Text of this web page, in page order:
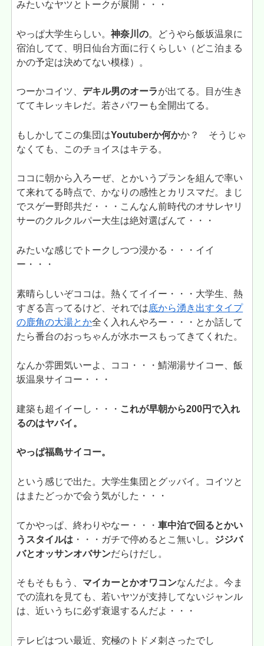
みたいなヤツとトークが展開・・・
やっぱ大学生らしい。神奈川の。どうやら飯坂温泉に
宿泊してて、明日仙台方面に行くらしい（どこ泊まる
かの予定は決めてない模様）。
つーかコイツ、 デキル男のオーラが出てる。目が生き
ててキレッキレだ。若さパワーも全開出てる。
もしかしてこの集団はYoutuberか何かか？ そうじゃ
なくても、このチョイスはキテる。
ココに朝から入ろーぜ、とかいうプランを組んで率い
て来れてる時点で、かなりの感性とカリスマだ。まじ
でスゲー野郎共だ・・・こんなん前時代のオサレヤリ
サーのクルクルパー大生は絶対選ばんて・・・
みたいな感じでトークしつつ浸かる・・・イイ
ー・・・
素晴らしいぞココは。熱くてイイー・・・大学生、熱
すぎる言ってるけど、それでは底から湧き出すタイプ
の鹿角の大湯とか全く入れんやろー・・・とか話して
たら番台のおっちゃんが水ホースもってきてくれた。
なんか雰囲気いーよ、ココ・・・鯖湖湯サイコー、飯
坂温泉サイコー・・・
建築も超イイーし・・・ これが早朝から200円で入れ
るのはヤバイ。
やっぱ福島サイコー。
という感じで出た。大学生集団とグッバイ。コイツと
はまたどっかで会う気がした・・・
てかやっぱ、終わりやなー・・・車中泊で回るとかい
うスタイルは ・・・ガチで停めるとこ無いし。 ジジバ
バとオッサンオバサンだらけだし。
そもそももう、 マイカーとかオワコンなんだよ。今ま
での流れを見ても、若いヤツが支持してないジャンル
は、近いうちに必ず衰退するんだよ・・・
テレビはつい最近、究極のトドメ刺さったでし